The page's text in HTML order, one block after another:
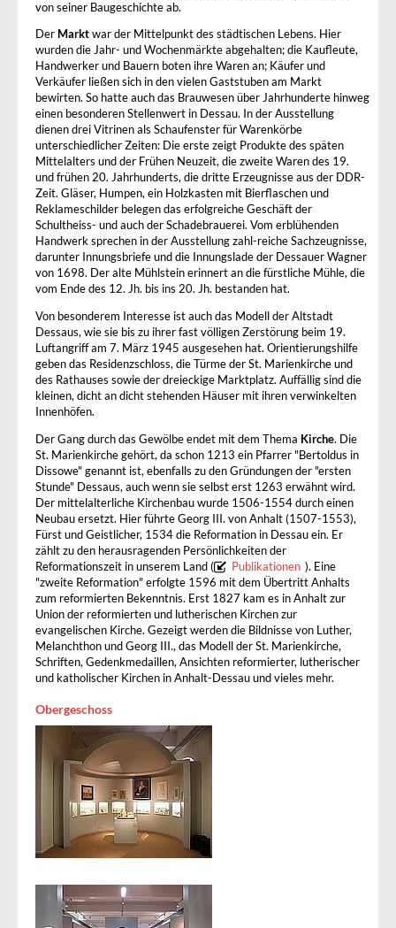
von seiner Baugeschichte ab.
Der Markt war der Mittelpunkt des städtischen Lebens. Hier
wurden die Jahr- und Wochenmärkte abgehalten; die Kaufleute,
Handwerker und Bauern boten ihre Waren an; Käufer und
Verkäufer ließen sich in den vielen Gaststuben am Markt
bewirten. So hatte auch das Brauwesen über Jahrhunderte hinweg
einen besonderen Stellenwert in Dessau. In der Ausstellung
dienen drei Vitrinen als Schaufenster für Warenkörbe
unterschiedlicher Zeiten: Die erste zeigt Produkte des späten
Mittelalters und der Frühen Neuzeit, die zweite Waren des 19.
und frühen 20. Jahrhunderts, die dritte Erzeugnisse aus der DDR-
Zeit. Gläser, Humpen, ein Holzkasten mit Bierflaschen und
Reklameschilder belegen das erfolgreiche Geschäft der
Schultheiss- und auch der Schadebrauerei. Vom erblühenden
Handwerk sprechen in der Ausstellung zahl-reiche Sachzeugnisse,
darunter Innungsbriefe und die Innungslade der Dessauer Wagner
von 1698. Der alte Mühlstein erinnert an die fürstliche Mühle, die
vom Ende des 12. Jh. bis ins 20. Jh. bestanden hat.
Von besonderem Interesse ist auch das Modell der Altstadt
Dessaus, wie sie bis zu ihrer fast völligen Zerstörung beim 19.
Luftangriff am 7. März 1945 ausgesehen hat. Orientierungshilfe
geben das Residenzschloss, die Türme der St. Marienkirche und
des Rathauses sowie der dreieckige Marktplatz. Auffällig sind die
kleinen, dicht an dicht stehenden Häuser mit ihren verwinkelten
Innenhöfen.
Der Gang durch das Gewölbe endet mit dem Thema Kirche. Die
St. Marienkirche gehört, da schon 1213 ein Pfarrer "Bertoldus in
Dissowe" genannt ist, ebenfalls zu den Gründungen der "ersten
Stunde" Dessaus, auch wenn sie selbst erst 1263 erwähnt wird.
Der mittelalterliche Kirchenbau wurde 1506-1554 durch einen
Neubau ersetzt. Hier führte Georg III. von Anhalt (1507-1553),
Fürst und Geistlicher, 1534 die Reformation in Dessau ein. Er
zählt zu den herausragenden Persönlichkeiten der
Reformationszeit in unserem Land (
Publikationen ). Eine
"zweite Reformation" erfolgte 1596 mit dem Übertritt Anhalts
zum reformierten Bekenntnis. Erst 1827 kam es in Anhalt zur
Union der reformierten und lutherischen Kirchen zur
evangelischen Kirche. Gezeigt werden die Bildnisse von Luther,
Melanchthon und Georg III., das Modell der St. Marienkirche,
Schriften, Gedenkmedaillen, Ansichten reformierter, lutherischer
und katholischer Kirchen in Anhalt-Dessau und vieles mehr.
Obergeschoss